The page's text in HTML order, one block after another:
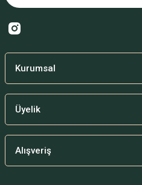
Kurumsal
Üyelik
Alışveriş